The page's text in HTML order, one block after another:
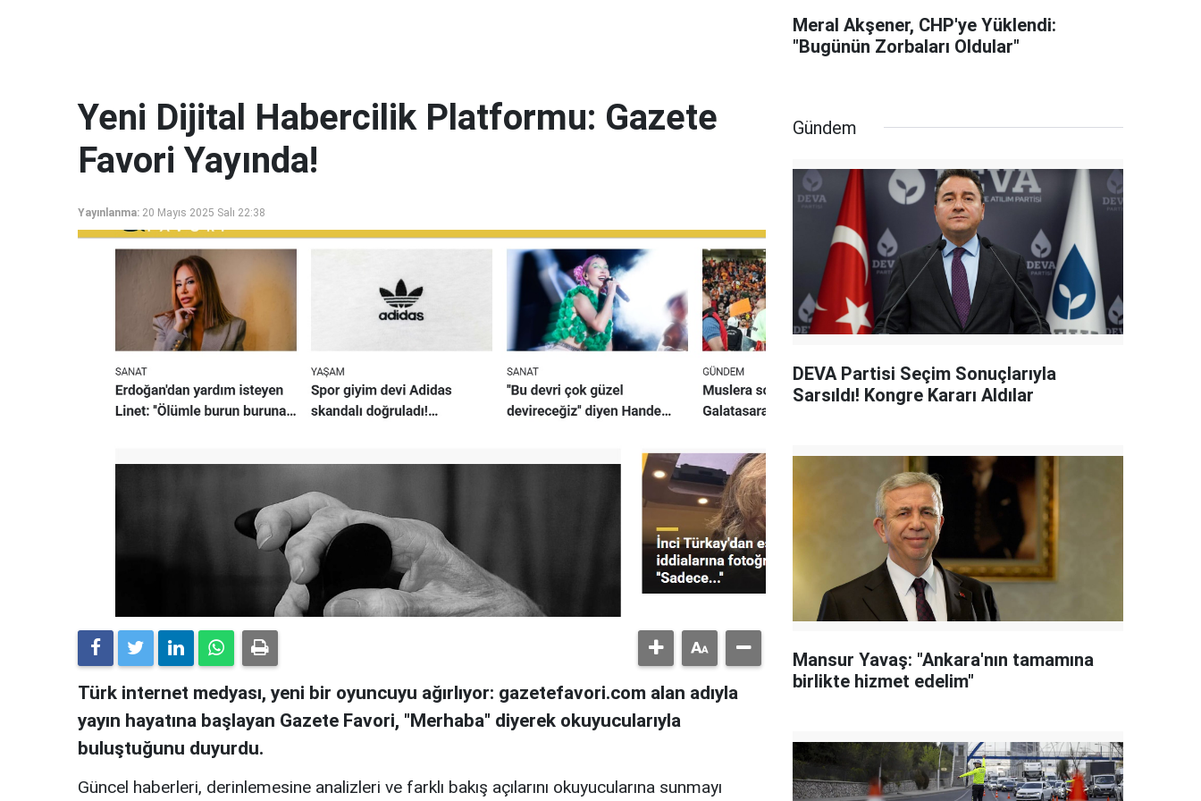
Meral Akşener, CHP'ye Yüklendi:
"Bugünün Zorbaları Oldular"
Yeni Dijital Habercilik Platformu: Gazete
Favori Yayında!
Yayınlanma: 20 Mayıs 2025 Salı 22:38
Türk internet medyası, yeni bir oyuncuyu ağırlıyor: gazetefavori.com alan adıyla
yayın hayatına başlayan Gazete Favori, "Merhaba" diyerek okuyucularıyla
buluştuğunu duyurdu.
Güncel haberleri, derinlemesine analizleri ve farklı bakış açılarını okuyucularına sunmayı
Gündem
DEVA Partisi Seçim Sonuçlarıyla
Sarsıldı! Kongre Kararı Aldılar
Mansur Yavaş: "Ankara'nın tamamına
birlikte hizmet edelim"